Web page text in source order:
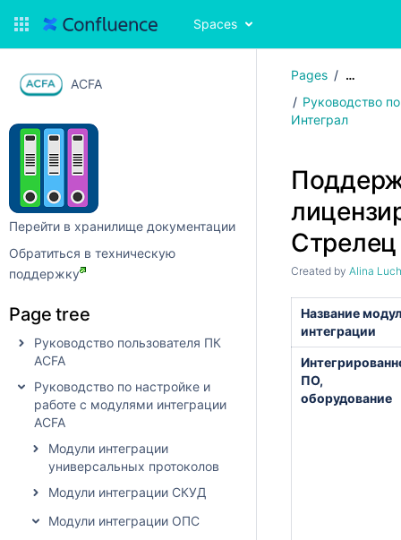
Spaces
ACFA
Перейти в хранилище документации
Обратиться в техническую
поддержку
Page tree
Руководство пользователя ПК
ACFA
Руководство по настройке и
работе с модулями интеграции
ACFA
Модули интеграции
универсальных протоколов
Модули интеграции СКУД
Модули интеграции ОПС
Pages …
Руководство
Интеграл
Стрелец
Created by Alina
Название
интеграции
ПО,
оборудование